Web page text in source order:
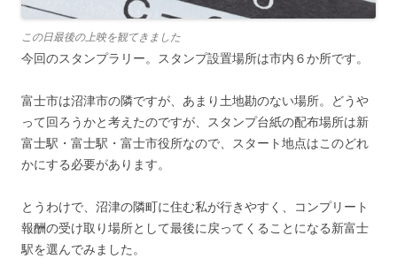
この日最後の上映を観てきました
今回のスタンプラリー。スタンプ設置場所は市内６か所です。
富士市は沼津市の隣ですが、あまり土地勘のない場所。どうや
って回ろうかと考えたのですが、スタンプ台紙の配布場所は新
富士駅・富士駅・富士市役所なので、スタート地点はこのどれ
かにする必要があります。
とうわけで、沼津の隣町に住む私が行きやすく、コンプリート
報酬の受け取り場所として最後に戻ってくることになる新富士
駅を選んでみました。